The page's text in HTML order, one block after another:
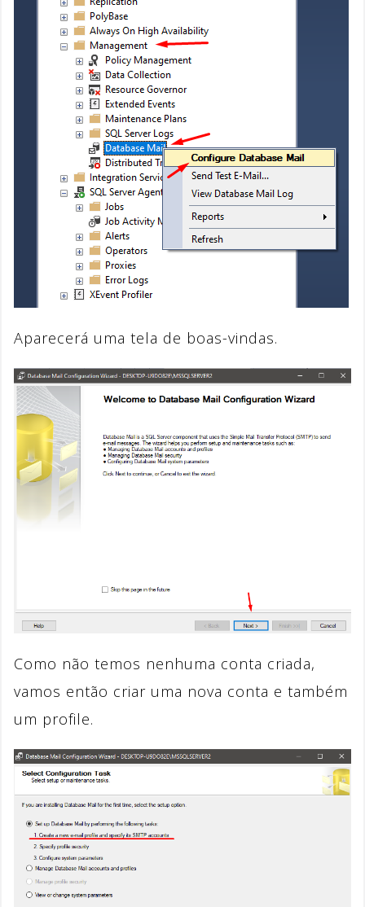
Aparecerá uma tela de boas-vindas.
Como não temos nenhuma conta criada,
vamos então criar uma nova conta e também
um profile.